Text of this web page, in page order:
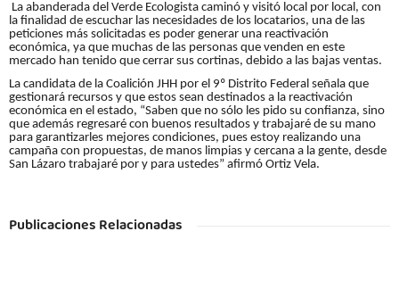
La abanderada del Verde Ecologista caminó y visitó local por local, con
la finalidad de escuchar las necesidades de los locatarios, una de las
peticiones más solicitadas es poder generar una reactivación
económica, ya que muchas de las personas que venden en este
mercado han tenido que cerrar sus cortinas, debido a las bajas ventas.
La candidata de la Coalición JHH por el 9º Distrito Federal señala que
gestionará recursos y que estos sean destinados a la reactivación
económica en el estado, “Saben que no sólo les pido su confianza, sino
que además regresaré con buenos resultados y trabajaré de su mano
para garantizarles mejores condiciones, pues estoy realizando una
campaña con propuestas, de manos limpias y cercana a la gente, desde
San Lázaro trabajaré por y para ustedes” afirmó Ortiz Vela.
Publicaciones Relacionadas